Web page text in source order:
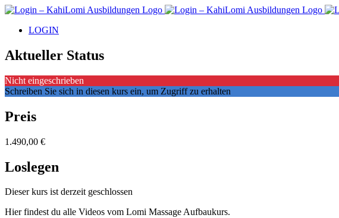
Zum
springenLOGIN
Aktueller Status
Nicht eingeschrieben
Schreiben Sie sich in diesen kurs ein, um Zugriff zu erhalten
Preis
1.490,00 €
Loslegen
Dieser kurs ist derzeit geschlossen
Hier findest du alle Videos vom Lomi Massage Aufbaukurs.